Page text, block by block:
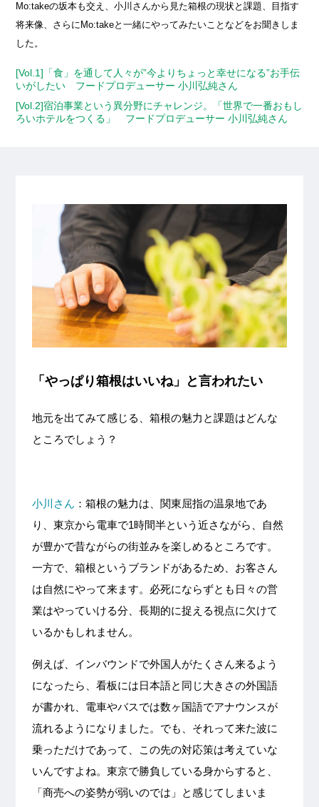
Mo:takeの坂本も交え、小川さんから見た箱根の現状と課題、目指す
将来像、さらにMo:takeと一緒にやってみたいことなどをお聞きしま
した。
[Vol.1]「食」を通して人々が”今よりちょっと幸せになる”お手伝
いがしたい フードプロデューサー 小川弘純さん
[Vol.2]宿泊事業という異分野にチャレンジ。「世界で一番おもし
ろいホテルをつくる」 フードプロデューサー 小川弘純さん
「やっぱり箱根はいいね」と言われたい
地元を出てみて感じる、箱根の魅力と課題はどんな
ところでしょう？
小川さん ：箱根の魅力は、関東屈指の温泉地であ
り、東京から電車で1時間半という近さながら、自然
が豊かで昔ながらの街並みを楽しめるところです。
一方で、箱根というブランドがあるため、お客さん
は自然にやって来ます。必死にならずとも日々の営
業はやっていける分、長期的に捉える視点に欠けて
いるかもしれません。
例えば、インバウンドで外国人がたくさん来るよう
になったら、看板には日本語と同じ大きさの外国語
が書かれ、電車やバスでは数ヶ国語でアナウンスが
流れるようになりました。でも、それって来た波に
乗っただけであって、この先の対応策は考えていな
いんですよね。東京で勝負している身からすると、
「商売への姿勢が弱いのでは」と感じてしまいま